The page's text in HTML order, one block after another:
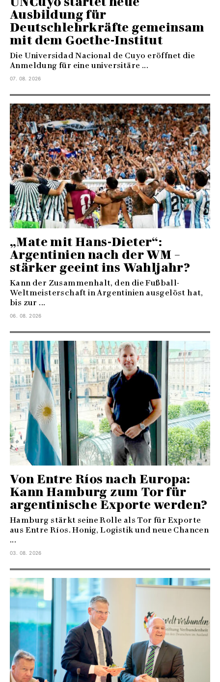
Ausbildung für
Deutschlehrkräfte gemeinsam
mit dem Goethe-Institut
Die Universidad Nacional de Cuyo eröffnet die
Anmeldung für eine universitäre ...
07. 08. 2026
„Mate mit Hans-Dieter“:
Argentinien nach der WM –
stärker geeint ins Wahljahr?
Kann der Zusammenhalt, den die Fußball-
Weltmeisterschaft in Argentinien ausgelöst hat,
bis zur ...
06. 08. 2026
Von Entre Ríos nach Europa:
Kann Hamburg zum Tor für
argentinische Exporte werden?
Hamburg stärkt seine Rolle als Tor für Exporte
aus Entre Ríos. Honig, Logistik und neue Chancen
...
03. 08. 2026